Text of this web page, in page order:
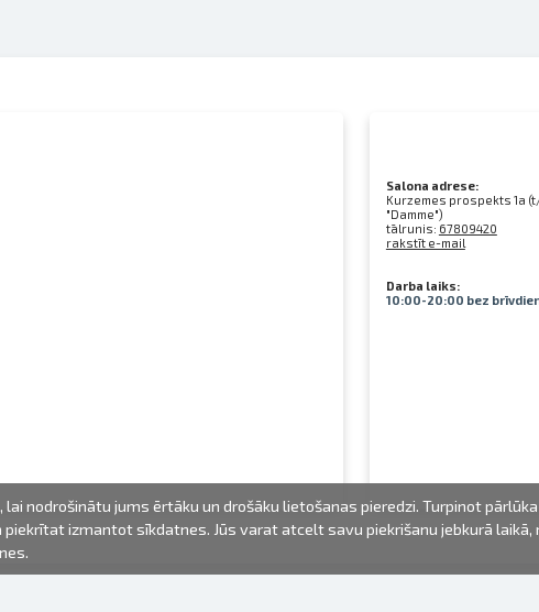
Salona adrese:
Kurzemes prospekts 1a
"Damme")
tālrunis: 67809420
rakstīt e-mail
Darba laiks:
10:00-20:00 bez
nodrošinātu jums ērtāku un drošāku lietošanas pieredzi. Turpinot
piekrītat izmantot sīkdatnes. Jūs varat atcelt savu piekrišanu jebkurā